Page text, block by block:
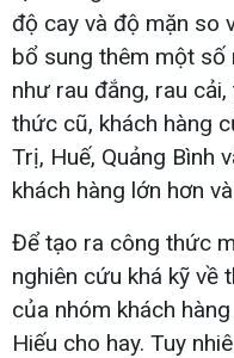
độ cay và độ mặn so
bổ sung thêm một số
như rau đắng, rau
thức cũ, khách hàng
Trị, Huế, Quảng Bình
khách hàng lớn hơn
Để tạo ra công thức
nghiên cứu khá kỹ về
của nhóm khách
Hiếu cho hay. Tuy